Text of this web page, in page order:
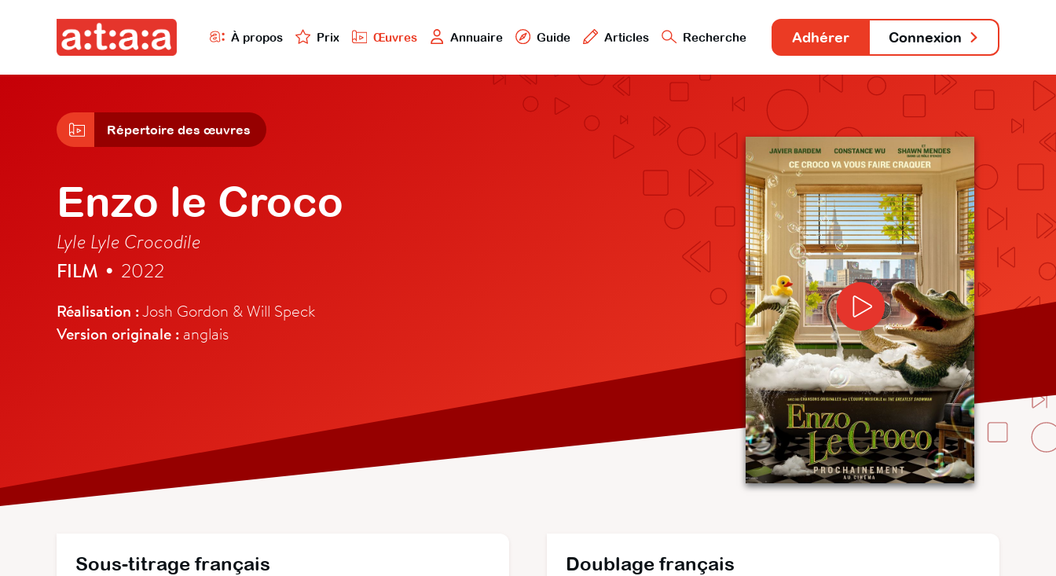
À propos Prix Œuvres Annuaire Guide Articles Recherche Adhérer Connexion
Répertoire des œuvres
Enzo le Croco
Lyle Lyle Crocodile
FILM • 2022
Réalisation :Josh Gordon & Will Speck
Version originale : anglais
Sous-titrage français Doublage français